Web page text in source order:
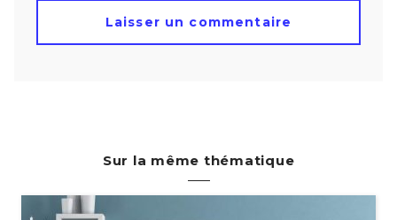
Sur la même thématique